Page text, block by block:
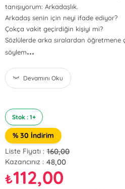
tanışıyorum: Arkadaşlık.
Arkadaş senin için neyi ifade ediyor?
Çokça vakit geçirdiğin kişiyi mi?
Sözlülerde arka sıralardan öğretmene
söylem...
Devamını Oku
Stok : 1+
% 30 İndirim
Liste Fiyatı : 160,00
Kazancınız : 48,00
₺112,00